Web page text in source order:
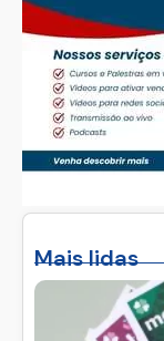
Mais lidas